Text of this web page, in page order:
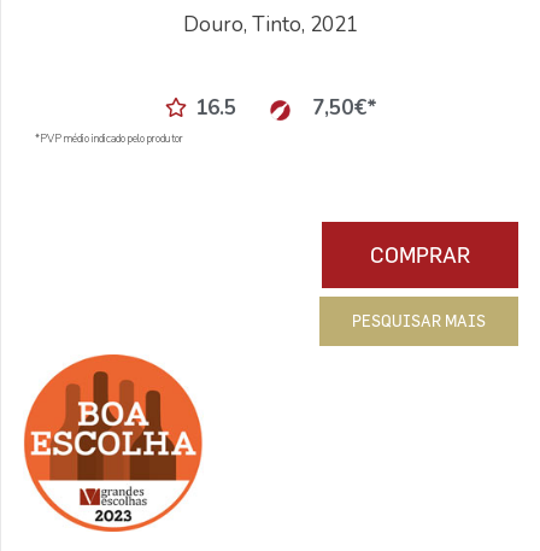
Douro, Tinto, 2021
16.5 7,50€*
*PVP médio indicado pelo produtor
COMPRAR
PESQUISAR MAIS